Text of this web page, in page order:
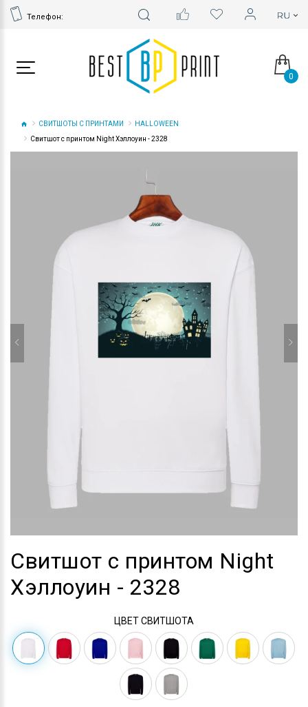
Телефон:
0
СВИТШОТЫ С ПРИНТАМИ
HALLOWEEN
Свитшот с принтом Night Хэллоуин - 2328
Свитшот с принтом Night
Хэллоуин - 2328
ЦВЕТ СВИТШОТА